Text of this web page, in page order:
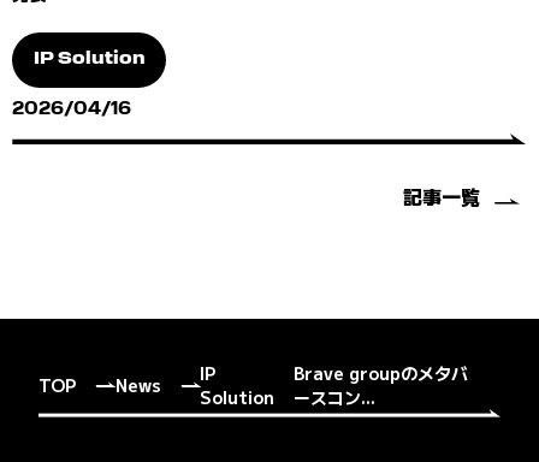
IP Solution
2026/04/16
記事一覧
TOP News
IP
Solution
Brave groupのメタバ
ースコン...